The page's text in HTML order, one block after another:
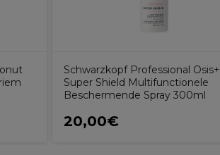
Schwarzkopf Professional Osis+
Super Shield Multifunctionele
Beschermende Spray 300ml
20,00€